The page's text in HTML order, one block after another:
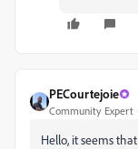
PECourtejoie
Community Expert
Hello, it seems